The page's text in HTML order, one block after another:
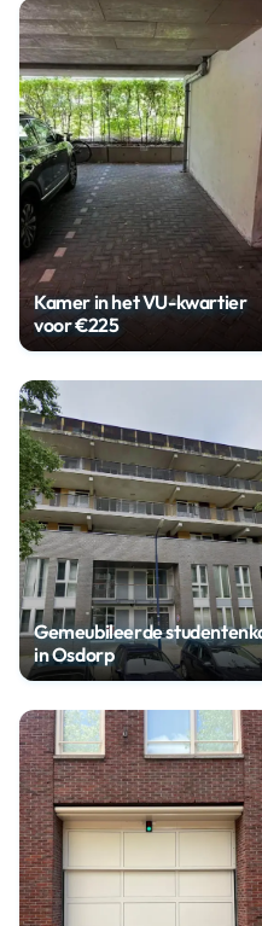
Kamer in het VU-kwartier
voor €225
Gemeubileerde
in Osdorp